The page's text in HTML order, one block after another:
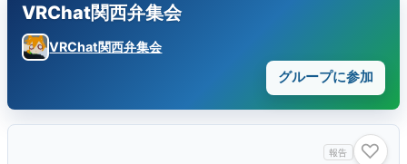
VRChat関西弁集会
VRChat関西弁集会
グループに参加
報告 ♡